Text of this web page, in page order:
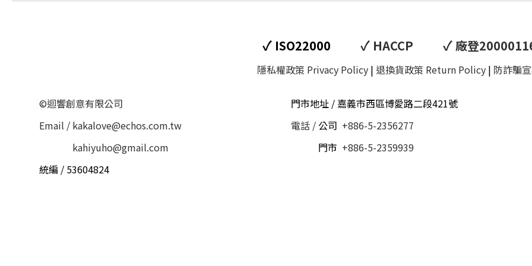
✓ISO22000 ✓HACCP ✓廠登
隱私權政策 Privacy Policy | 退換貨政策 Return Policy | 防詐騙
©迴響創意有限公司
Email / kakalove@echos.com.tw
kahiyuho@gmail.com
統編 / 53604824
門市地址 / 嘉義市西區博愛路二段421號
電話 / 公司 +886-5-2356277
門市 +886-5-2359939